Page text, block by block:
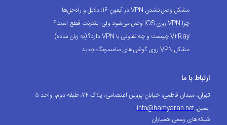
مشکل وصل نشدن VPN در آیفون 16؛ دلایل و راه‌حل‌ها
چرا VPN روی iOS وصل می‌شود ولی اینترنت قطع است؟
V2Ray چیست و چه تفاوتی با VPN دارد؟ (به زبان ساده)
مشکل VPN روی گوشی‌های سامسونگ جدید
ارتباط با ما
تهران، میدان فاطمی، خیابان پروین اعتصامی، پلاک ۷۴، طبقه دوم، واحد ۵
ایمیل:info@hamyaran.net
شبکه‌های رسمی همیاران